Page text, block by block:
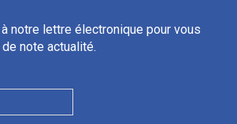
notre lettre électronique pour vous
note actualité.